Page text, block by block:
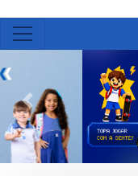
Previous